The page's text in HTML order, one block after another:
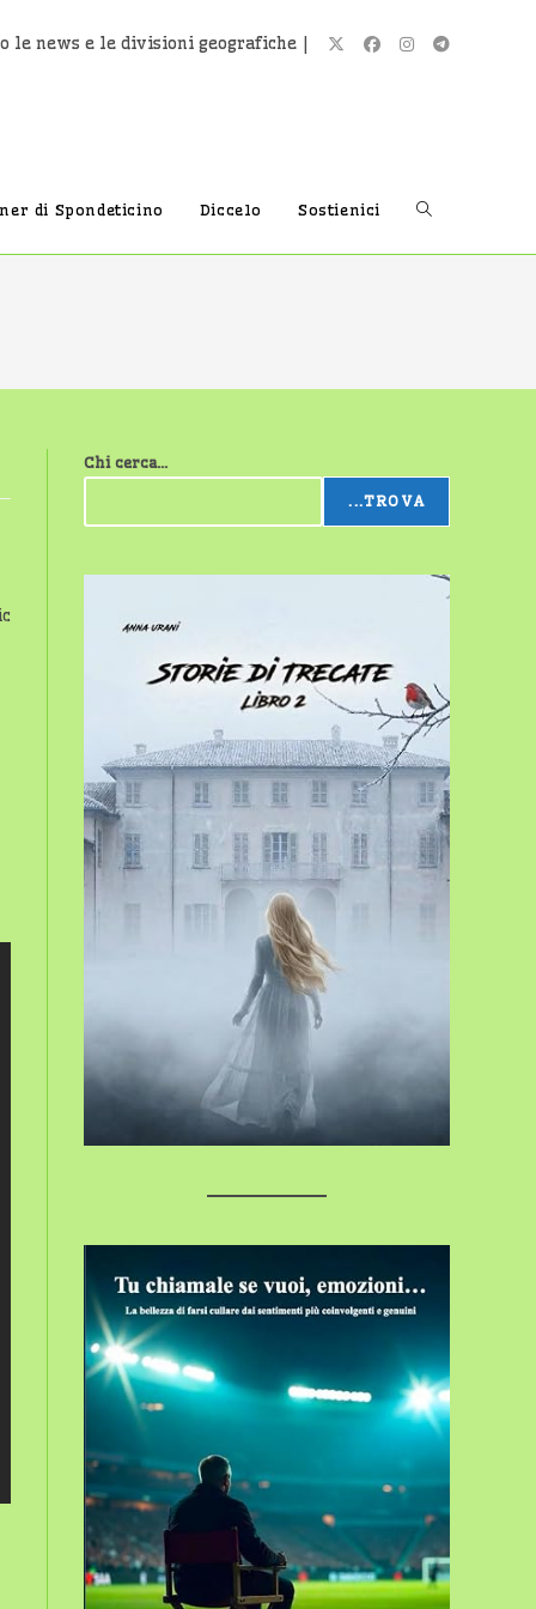
le news e le divisioni geografiche |
di Spondeticino Diccelo Sostienici Attiva/
ricerca
sul
Chi cerca...
...TROVA